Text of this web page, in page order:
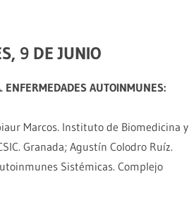
9 DE JUNIO
AUTOINMUNES:
Marcos. Instituto de Biomedicina y
Granada; Agustín Colodro Ruíz.
Sistémicas. Complejo